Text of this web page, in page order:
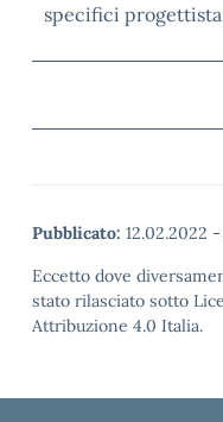
specifici progettista
Pubblicato: 12.02.2022 -
Eccetto dove
stato rilasciato sotto
Attribuzione 4.0 Italia.